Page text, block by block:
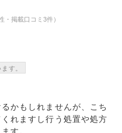
・掲載口コミ3件）
す。
かもしれませんが、こち
れますし行う処置や処方